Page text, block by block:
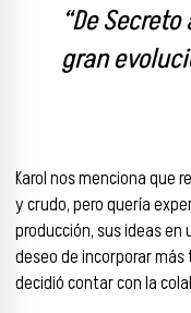
“De
gran
Karol nos menciona que
y crudo, pero quería
producción, sus ideas
deseo de incorporar
decidió contar con la